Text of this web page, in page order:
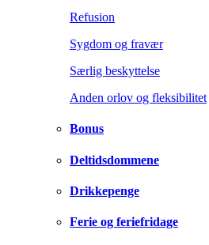
Refusion
Sygdom og fravær
Særlig beskyttelse
Anden orlov og fleksibilitet
Bonus
Deltidsdommene
Drikkepenge
Ferie og feriefridage